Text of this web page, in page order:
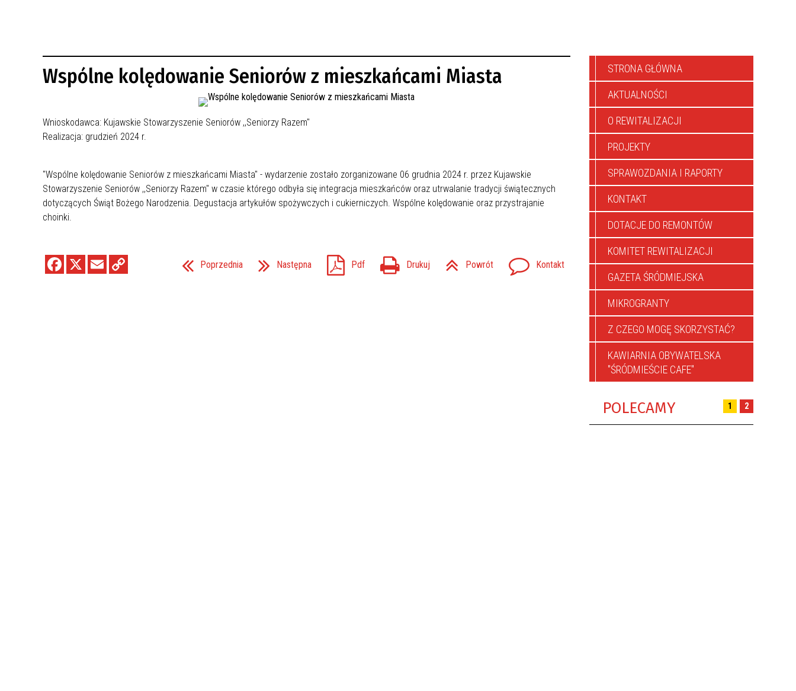
Wspólne kolędowanie Seniorów z mieszkańcami Miasta
Wnioskodawca: Kujawskie Stowarzyszenie Seniorów ,,Seniorzy Razem"
Realizacja: grudzień 2024 r.
"Wspólne kolędowanie Seniorów z mieszkańcami Miasta" - wydarzenie zostało zorganizowane 06 grudnia 2024 r. przez Kujawskie
Stowarzyszenie Seniorów ,,Seniorzy Razem" w czasie którego odbyła się integracja mieszkańców oraz utrwalanie tradycji świątecznych
dotyczących Świąt Bożego Narodzenia. Degustacja artykułów spożywczych i cukierniczych. Wspólne kolędowanie oraz przystrajanie
choinki.
Poprzednia Następna Pdf Drukuj Powrót Kontakt
STRONA GŁÓWNA
AKTUALNOŚCI
O REWITALIZACJI
PROJEKTY
SPRAWOZDANIA I RAPORTY
KONTAKT
DOTACJE DO REMONTÓW
KOMITET REWITALIZACJI
GAZETA ŚRÓDMIEJSKA
MIKROGRANTY
Z CZEGO MOGĘ SKORZYSTAĆ?
KAWIARNIA OBYWATELSKA
"ŚRÓDMIEŚCIE CAFE"
POLECAMY 1 2